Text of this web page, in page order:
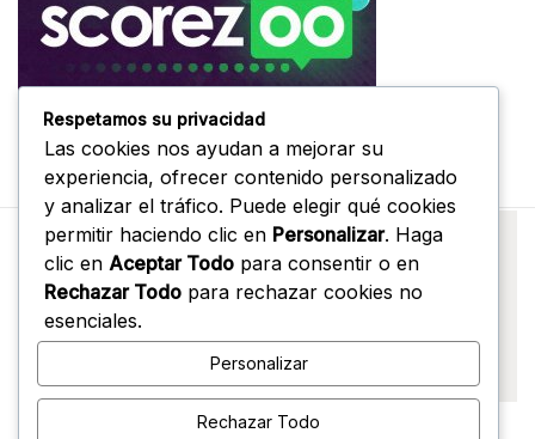
Respetamos su privacidad
Las cookies nos ayudan a mejorar su
experiencia, ofrecer contenido personalizado
y analizar el tráfico. Puede elegir qué cookies
permitir haciendo clic en Personalizar. Haga
clic en Aceptar Todo para consentir o en
Rechazar Todo para rechazar cookies no
esenciales.
Personalizar
Rechazar Todo